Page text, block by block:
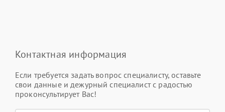
Контактная информация
Если требуется задать вопрос специалисту, оставьте
свои данные и дежурный специалист с радостью
проконсультирует Вас!